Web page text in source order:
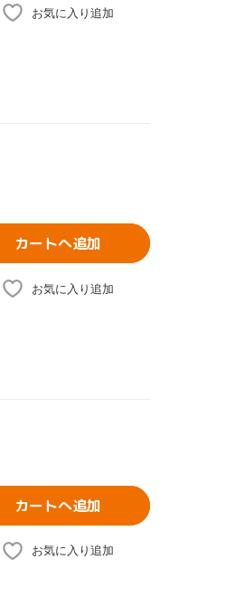
お気に入り追加
カートへ追加
お気に入り追加
カートへ追加
お気に入り追加